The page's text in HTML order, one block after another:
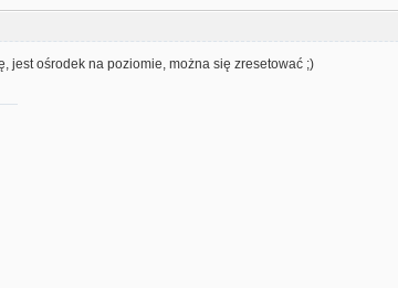
jest ośrodek na poziomie, można się zresetować ;)